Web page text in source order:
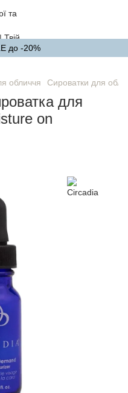
до -20%
обличчя Сироватки для
для
on